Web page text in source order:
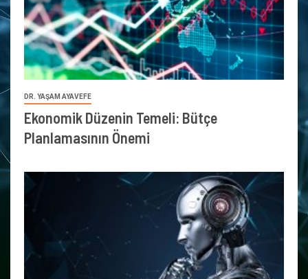
DR. YAŞAM AYAVEFE
Ekonomik Düzenin Temeli: Bütçe
Planlamasının Önemi